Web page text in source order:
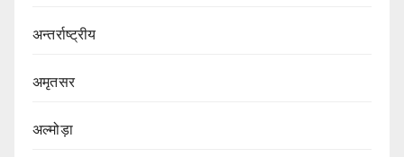
अन्तर्राष्ट्रीय
अमृतसर
अल्मोड़ा